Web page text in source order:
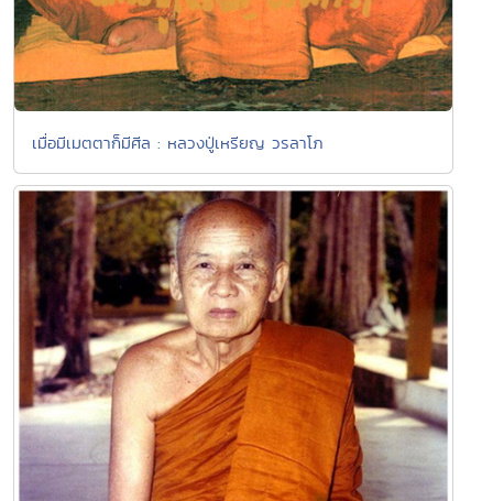
เมื่อมีเมตตาก็มีศีล : หลวงปู่เหรียญ วรลาโภ